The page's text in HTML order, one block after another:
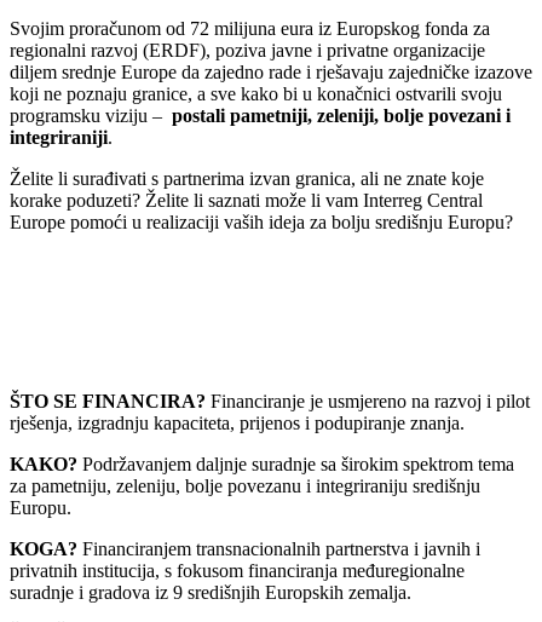
Svojim proračunom od 72 milijuna eura iz Europskog fonda za
regionalni razvoj (ERDF), poziva javne i privatne organizacije
diljem srednje Europe da zajedno rade i rješavaju zajedničke izazove
koji ne poznaju granice, a sve kako bi u konačnici ostvarili svoju
programsku viziju – postali pametniji, zeleniji, bolje povezani i
integriraniji.
Želite li surađivati ​​s partnerima izvan granica, ali ne znate koje
korake poduzeti? Želite li saznati može li vam Interreg Central
Europe pomoći u realizaciji vaših ideja za bolju središnju Europu?
ŠTO SE FINANCIRA? Financiranje je usmjereno na razvoj i pilot
rješenja, izgradnju kapaciteta, prijenos i podupiranje znanja.
KAKO? Podržavanjem daljnje suradnje sa širokim spektrom tema
za pametniju, zeleniju, bolje povezanu i integriraniju središnju
Europu.
KOGA? Financiranjem transnacionalnih partnerstva i javnih i
privatnih institucija, s fokusom financiranja međuregionalne
suradnje i gradova iz 9 središnjih Europskih zemalja.